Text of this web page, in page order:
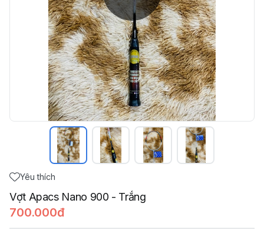
Yêu thích
Vợt Apacs Nano 900 - Trắng
700.000đ